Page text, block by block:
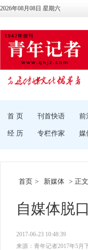
2026年08月08日 星期六
首 页 刊首快语 前
经 历 专栏作家 媒
首页 > 新媒体 > 正文
自媒体脱
2017-06-23 10:48:39
来源：青年记者2017年5月